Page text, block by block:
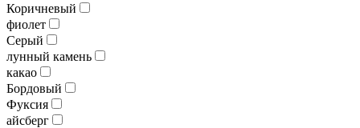
Коричневый
фиолет
Серый
лунный камень
какао
Бордовый
Фуксия
айсберг